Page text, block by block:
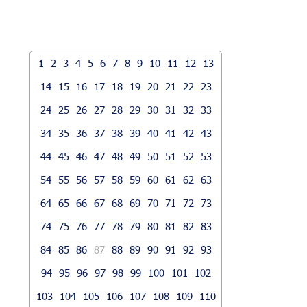
1 2 3 4 5 6 7 8 9 10 11 12
13
14
15 16 17 18 19 20 21 22
23
24
25 26 27 28 29 30 31 32
33
34 35 36 37 38 39 40 41 42
43
44 45 46 47 48 49 50 51 52
53
54 55 56 57 58 59 60 61 62
63
64 65 66 67 68 69 70 71 72
73
74 75 76 77 78 79 80 81 82
83
84 85 86 87 88 89 90 91 92
93
94 95 96 97 98 99 100 101
102
103
104 105 106 107 108 109 110